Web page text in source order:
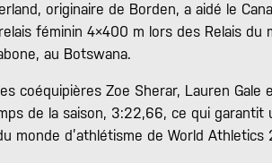
originaire de Borden, a aidé le
féminin 4×400 m lors des Relais du
au Botswana.
coéquipières Zoe Sherar, Lauren Gale
de la saison, 3:22,66, ce qui garantit
monde d’athlétisme de World Athletics